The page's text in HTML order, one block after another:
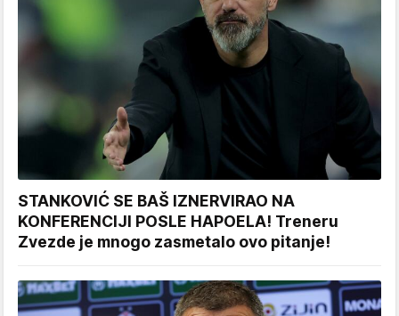
STANKOVIĆ SE BAŠ IZNERVIRAO NA
KONFERENCIJI POSLE HAPOELA! Treneru
Zvezde je mnogo zasmetalo ovo pitanje!